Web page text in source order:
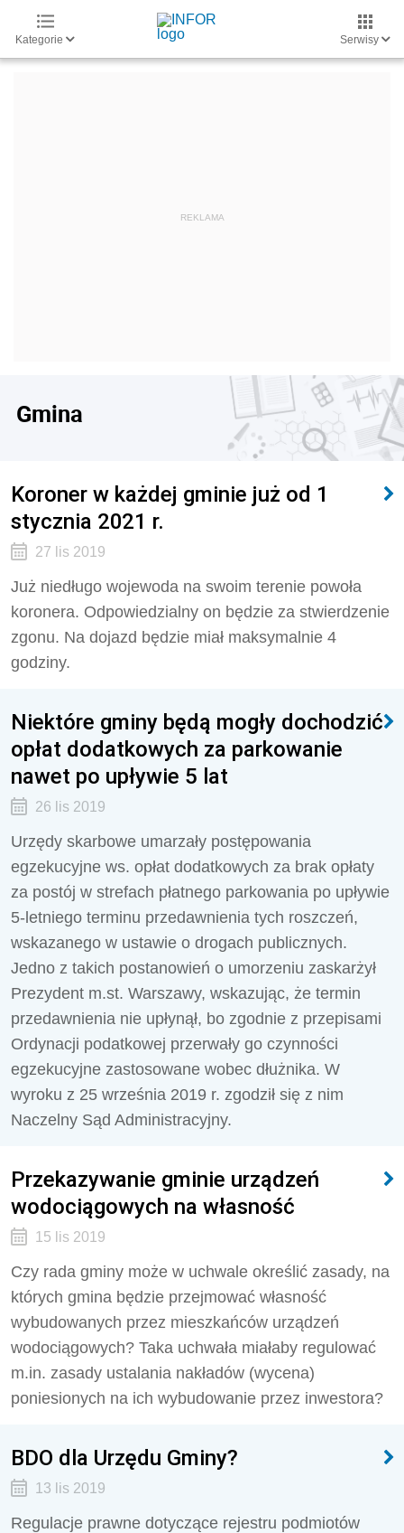
Kategorie Serwisy
Gmina
Koroner w każdej gminie już od 1
stycznia 2021 r.
27 lis 2019
Już niedługo wojewoda na swoim terenie powoła
koronera. Odpowiedzialny on będzie za stwierdzenie
zgonu. Na dojazd będzie miał maksymalnie 4
godziny.
Niektóre gminy będą mogły dochodzić
opłat dodatkowych za parkowanie
nawet po upływie 5 lat
26 lis 2019
Urzędy skarbowe umarzały postępowania
egzekucyjne ws. opłat dodatkowych za brak opłaty
za postój w strefach płatnego parkowania po upływie
5-letniego terminu przedawnienia tych roszczeń,
wskazanego w ustawie o drogach publicznych.
Jedno z takich postanowień o umorzeniu zaskarżył
Prezydent m.st. Warszawy, wskazując, że termin
przedawnienia nie upłynął, bo zgodnie z przepisami
Ordynacji podatkowej przerwały go czynności
egzekucyjne zastosowane wobec dłużnika. W
wyroku z 25 września 2019 r. zgodził się z nim
Naczelny Sąd Administracyjny.
Przekazywanie gminie urządzeń
wodociągowych na własność
15 lis 2019
Czy rada gminy może w uchwale określić zasady, na
których gmina będzie przejmować własność
wybudowanych przez mieszkańców urządzeń
wodociągowych? Taka uchwała miałaby regulować
m.in. zasady ustalania nakładów (wycena)
poniesionych na ich wybudowanie przez inwestora?
BDO dla Urzędu Gminy?
13 lis 2019
Regulacje prawne dotyczące rejestru podmiotów